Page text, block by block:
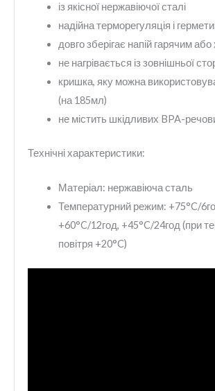
із якісної нержавіючої сталі
надійна терморегуляція і
довго зберігає напій гарячим
не нагрівається із зовнішньої
кришка, яку можна
(на 185мл)
не містить шкідливих BPA-
Технічні характеристики:
Матеріал: нержавіюча сталь
Температурний режим: +75°C/
+60°C/12год, +45°C/24год (при
повітря +20°C)